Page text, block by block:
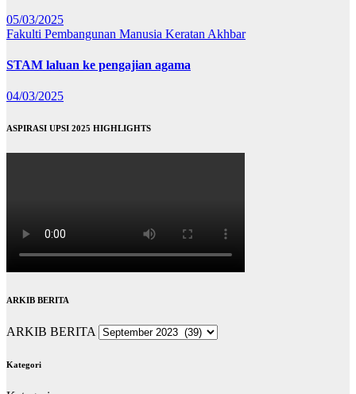
05/03/2025
Fakulti Pembangunan Manusia Keratan Akhbar
STAM laluan ke pengajian agama
04/03/2025
ASPIRASI UPSI 2025 HIGHLIGHTS
ARKIB BERITA
ARKIB BERITA
Kategori